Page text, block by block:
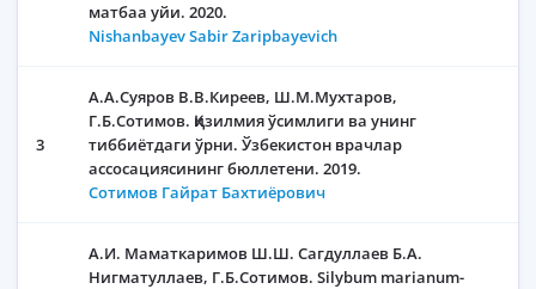
матбаа уйи. 2020.
Nishanbayev Sabir Zaripbayevich
3
А.А.Суяров В.В.Киреев, Ш.М.Мухтаров,
Г.Б.Сотимов. Қизилмия ўсимлиги ва унинг
тиббиётдаги ўрни. Ўзбекистон врачлар
ассосациясининг бюллетени. 2019.
Сотимов Гайрат Бахтиёрович
А.И. Маматкаримов Ш.Ш. Сагдуллаев Б.А.
Нигматуллаев, Г.Б.Сотимов. Silybum marianum-